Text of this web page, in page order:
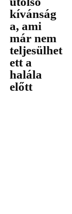
kívánság
a, ami
már nem
teljesülhet
ett a
halála
előtt